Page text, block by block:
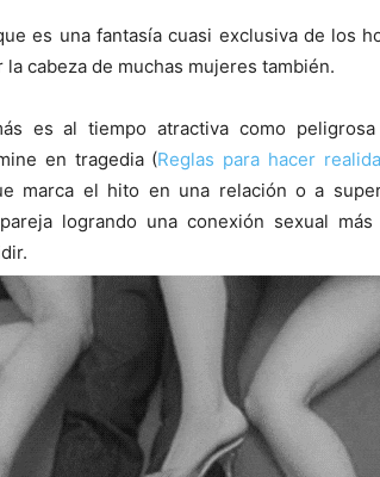
es una fantasía cuasi exclusiva de los
cabeza de muchas mujeres también.
es al tiempo atractiva como
en tragedia (Reglas para hacer
marca el hito en una relación o a
logrando una conexión sexual